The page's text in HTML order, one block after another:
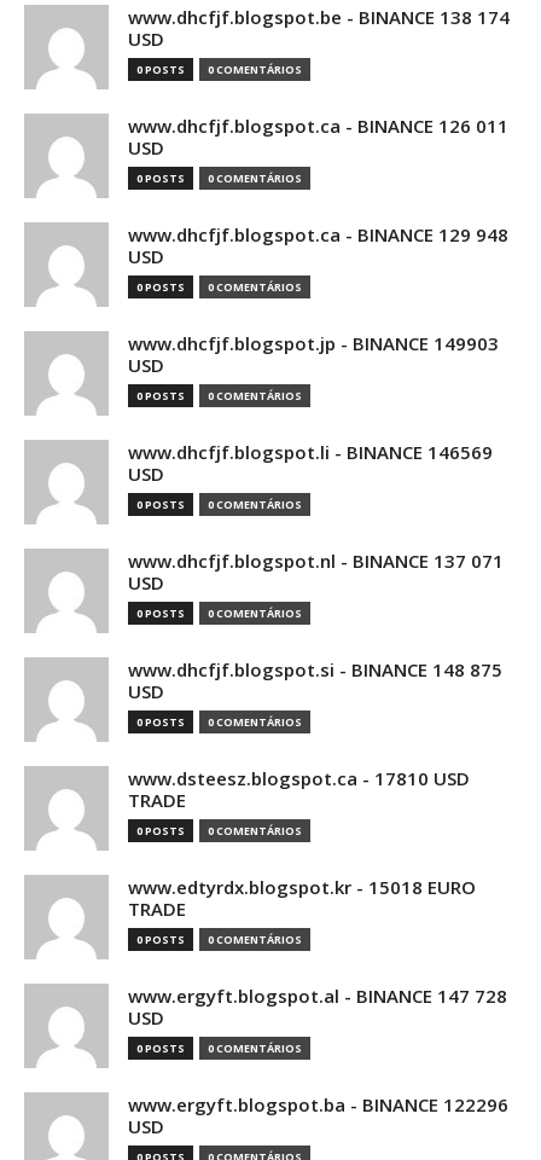
www.dhcfjf.blogspot.be - BINANCE 138 174
USD
0 POSTS 0 COMENTÁRIOS
www.dhcfjf.blogspot.ca - BINANCE 126 011
USD
0 POSTS 0 COMENTÁRIOS
www.dhcfjf.blogspot.ca - BINANCE 129 948
USD
0 POSTS 0 COMENTÁRIOS
www.dhcfjf.blogspot.jp - BINANCE 149903
USD
0 POSTS 0 COMENTÁRIOS
www.dhcfjf.blogspot.li - BINANCE 146569
USD
0 POSTS 0 COMENTÁRIOS
www.dhcfjf.blogspot.nl - BINANCE 137 071
USD
0 POSTS 0 COMENTÁRIOS
www.dhcfjf.blogspot.si - BINANCE 148 875
USD
0 POSTS 0 COMENTÁRIOS
www.dsteesz.blogspot.ca - 17810 USD
TRADE
0 POSTS 0 COMENTÁRIOS
www.edtyrdx.blogspot.kr - 15018 EURO
TRADE
0 POSTS 0 COMENTÁRIOS
www.ergyft.blogspot.al - BINANCE 147 728
USD
0 POSTS 0 COMENTÁRIOS
www.ergyft.blogspot.ba - BINANCE 122296
USD